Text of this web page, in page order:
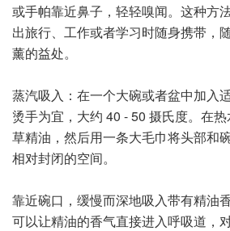
或手帕靠近鼻子，轻轻嗅闻。这种方
出旅行、工作或者学习时随身携带，
薰的益处。
蒸汽吸入：在一个大碗或者盆中加入
烫手为宜，大约 40 - 50 摄氏度。在
草精油，然后用一条大毛巾将头部和
相对封闭的空间。
靠近碗口，缓慢而深地吸入带有精油
可以让精油的香气直接进入呼吸道，